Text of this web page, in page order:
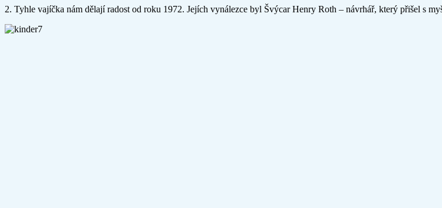
2. Tyhle vajíčka nám dělají radost od roku 1972. Jejích vynálezce byl Švýcar Henry Roth – návrhář, který přišel s